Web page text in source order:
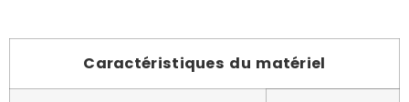
Caractéristiques du matériel